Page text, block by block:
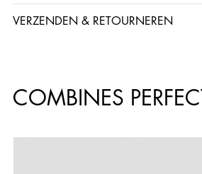
VERZENDEN & RETOURNEREN
COMBINES